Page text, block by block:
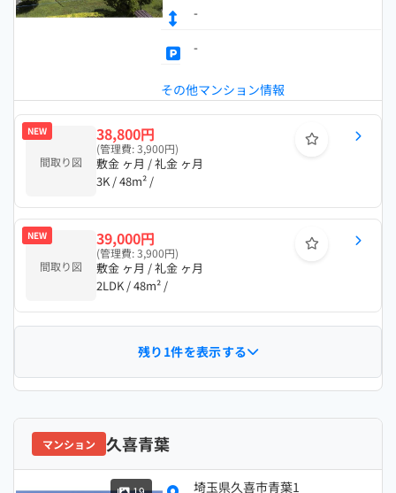
-
-
その他マンション情報
NEW
間取り図
38,800円
(管理費: 3,900円)
敷金 ヶ月 / 礼金 ヶ月
3K / 48m² /
NEW
間取り図
39,000円
(管理費: 3,900円)
敷金 ヶ月 / 礼金 ヶ月
2LDK / 48m² /
残り1件を表示する
マンション 久喜青葉
埼玉県久喜市青葉1